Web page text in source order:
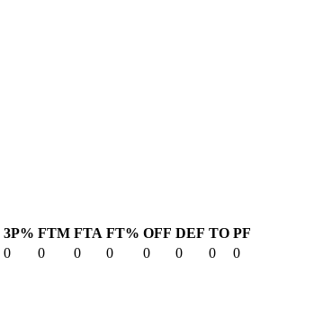
3P% FTM FTA FT% OFF DEF TO PF
0 0 0 0 0 0 0 0